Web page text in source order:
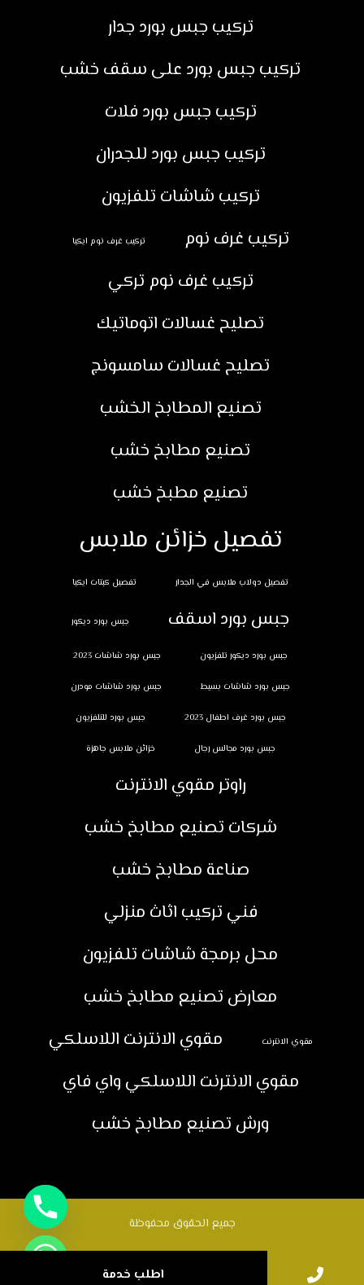
تركيب جبس بورد جدار
تركيب جبس بورد على سقف خشب
تركيب جبس بورد فلات
تركيب جبس بورد للجدران
تركيب شاشات تلفزيون
تركيب غرف نوم
تركيب غرف نوم ايكيا
تركيب غرف نوم تركي
تصليح غسالات اتوماتيك
تصليح غسالات سامسونج
تصنيع المطابخ الخشب
تصنيع مطابخ خشب
تصنيع مطبخ خشب
تفصيل خزائن ملابس
تفصيل دولاب ملابس في الجدار تفصيل كبتات ايكيا
جبس بورد اسقف جبس بورد ديكور
جبس بورد ديكور تلفزيون جبس بورد شاشات 2023
جبس بورد شاشات بسيط جبس بورد شاشات مودرن
جبس بورد غرف اطفال 2023 جبس بورد للتلفزيون
جبس بورد مجالس رجال خزائن ملابس جاهزة
راوتر مقوي الانترنت
شركات تصنيع مطابخ خشب
صناعة مطابخ خشب
فني تركيب اثاث منزلي
محل برمجة شاشات تلفزيون
معارض تصنيع مطابخ خشب
مقوي الانترنت
مقوي الانترنت اللاسلكي
مقوي الانترنت اللاسلكي واي فاي
ورش تصنيع مطابخ خشب
جميع الحقوق محفوظة
اطلب خدمة